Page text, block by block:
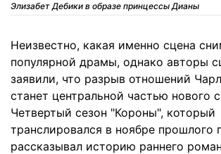
Элизабет Дебики в образе принцессы Дианы
Неизвестно, какая именно сцена
популярной драмы, однако авторы
заявили, что разрыв отношений
станет центральной частью нового
Четвертый сезон "Короны", который
транслировался в ноябре прошлого
рассказывал историю раннего